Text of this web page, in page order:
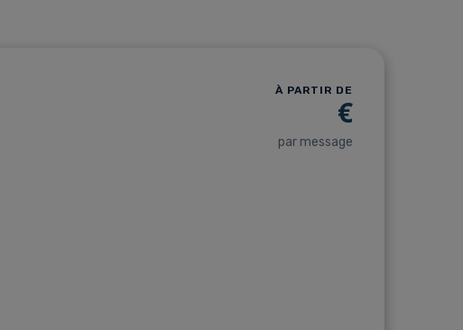
À PARTIR DE
€
par message